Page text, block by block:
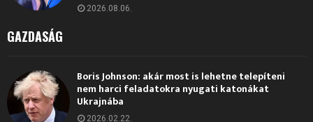
2026.08.06.
GAZDASÁG
Boris Johnson: akár most is lehetne telepíteni
nem harci feladatokra nyugati katonákat
Ukrajnába
2026.02.22.